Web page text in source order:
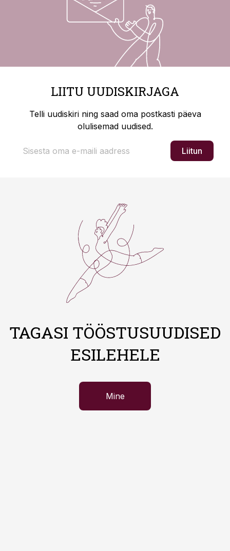
LIITU UUDISKIRJAGA
Telli uudiskiri ning saad oma postkasti päeva
olulisemad uudised.
Liitun
TAGASI TÖÖSTUSUUDISED
ESILEHELE
Mine